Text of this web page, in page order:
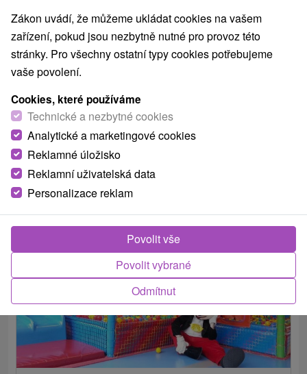
Aquaparky, kúpaliská(3) Drevené kostolíky (1)
Vodopády(9) Pamätníky (1) Atrakce s dětmi(23)
Štíty(43) Escaperoom(1) Botanické záhrady(1)
Múzeá a galérie
Adrenalinové atrakcie(8)
Bobové dráhy (1) Jaskyne(2)
Obce a města
Poprad(5) Vysoké Tatry(4)
Zákon uvádí, že můžeme ukládat cookies na vašem
zařízení, pokud jsou nezbytně nutné pro provoz této
stránky. Pro všechny ostatní typy cookies potřebujeme
vaše povolení.
Cookies, které používáme
Technické a nezbytné cookies
Analytické a marketingové cookies
Reklamné úložisko
Reklamní uživatelská data
Personalizace reklam
Odmítnut
Povolit vybrané
Povolit vše